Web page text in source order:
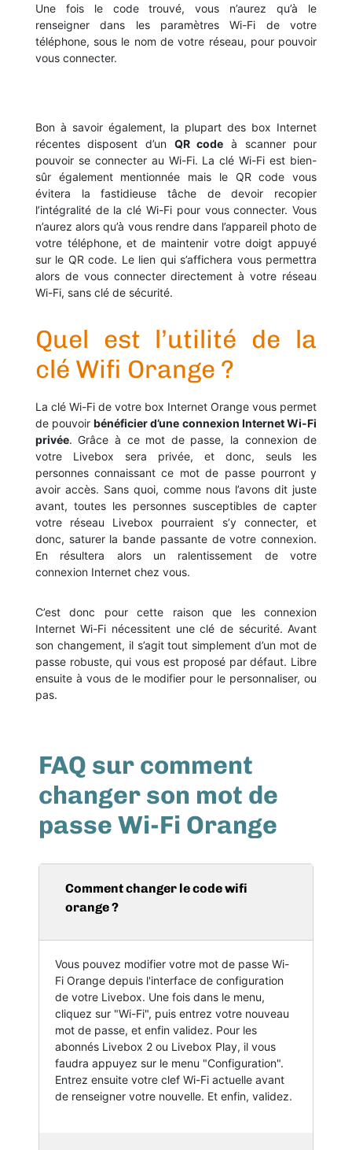
Une fois le code trouvé, vous n’aurez qu’à le
renseigner dans les paramètres Wi-Fi de votre
téléphone, sous le nom de votre réseau, pour pouvoir
vous connecter.
Bon à savoir également, la plupart des box Internet
récentes disposent d’un QR code à scanner pour
pouvoir se connecter au Wi-Fi. La clé Wi-Fi est bien-
sûr également mentionnée mais le QR code vous
évitera la fastidieuse tâche de devoir recopier
l’intégralité de la clé Wi-Fi pour vous connecter. Vous
n’aurez alors qu’à vous rendre dans l’appareil photo de
votre téléphone, et de maintenir votre doigt appuyé
sur le QR code. Le lien qui s’affichera vous permettra
alors de vous connecter directement à votre réseau
Wi-Fi, sans clé de sécurité.
Quel est l’utilité de la
clé Wifi Orange ?
La clé Wi-Fi de votre box Internet Orange vous permet
de pouvoirbénéficier d’une connexion Internet Wi-Fi
privée. Grâce à ce mot de passe, la connexion de
votre Livebox sera privée, et donc, seuls les
personnes connaissant ce mot de passe pourront y
avoir accès. Sans quoi, comme nous l’avons dit juste
avant, toutes les personnes susceptibles de capter
votre réseau Livebox pourraient s’y connecter, et
donc, saturer la bande passante de votre connexion.
En résultera alors un ralentissement de votre
connexion Internet chez vous.
C’est donc pour cette raison que les connexion
Internet Wi-Fi nécessitent une clé de sécurité. Avant
son changement, il s’agit tout simplement d’un mot de
passe robuste, qui vous est proposé par défaut. Libre
ensuite à vous de le modifier pour le personnaliser, ou
pas.
FAQ sur comment
changer son mot de
passe Wi-Fi Orange
Comment changer le code wifi
orange ?
Vous pouvez modifier votre mot de passe Wi-
Fi Orange depuis l'interface de configuration
de votre Livebox. Une fois dans le menu,
cliquez sur "Wi-Fi", puis entrez votre nouveau
mot de passe, et enfin validez. Pour les
abonnés Livebox 2 ou Livebox Play, il vous
faudra appuyez sur le menu "Configuration".
Entrez ensuite votre clef Wi-Fi actuelle avant
de renseigner votre nouvelle. Et enfin, validez.